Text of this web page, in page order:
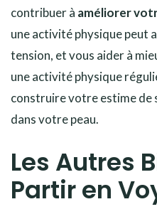
contribuer à améliorer
une activité physique peut
tension, et vous aider à
une activité physique
construire votre estime de
dans votre peau.
Les Autres
Partir en